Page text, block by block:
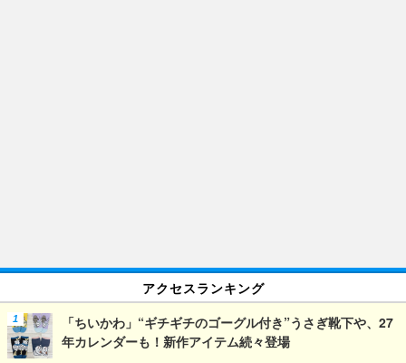
アクセスランキング
「ちいかわ」“ギチギチのゴーグル付き”うさぎ靴下や、27
年カレンダーも！新作アイテム続々登場